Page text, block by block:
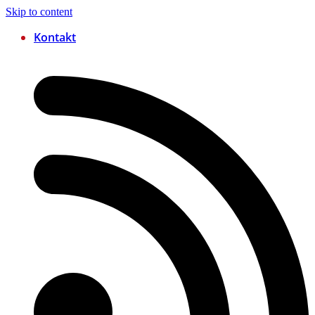
Skip to content
Kontakt